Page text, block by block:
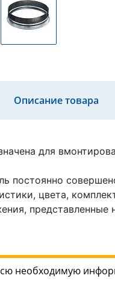
Описание товара
для
постоянно
цвета,
представленные
необходимую